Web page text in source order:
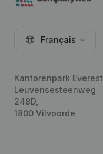
Français
Kantorenpark Everest
Leuvensesteenweg
248D,
1800 Vilvoorde